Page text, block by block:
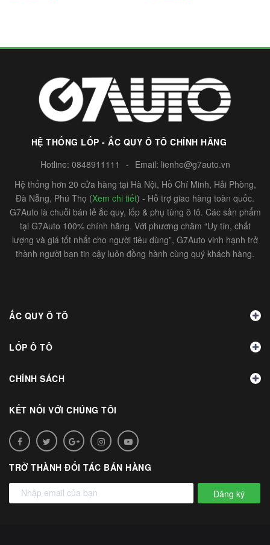
HỆ THỐNG LỐP - ẮC QUY Ô TÔ CHÍNH HÃNG
Hotline: 0848911111 - Email: lienhe@g7auto.vn
Hệ thống hơn 20 cửa hàng tại Hà Nội, Hồ Chí Minh, Hải Phòng,
Đà Nẵng, Phú Thọ (Xem chi tiết) - Hỗ trợ giao hàng toàn quốc.
G7Auto là chuỗi bán lẻ ắc quy, lốp & phụ tùng ô tô. Các sản phẩm
tại G7Auto 100% chính hãng. Với phương châm “Uy tín, chất
lượng và giá tốt nhất cho người tiêu dùng”, G7Auto vinh hạnh trở
thành người bạn tin cậy luôn đồng hành cùng quý khách hàng.
ẮC QUY Ô TÔ
LỐP Ô TÔ
CHÍNH SÁCH
KẾT NỐI VỚI CHÚNG TÔI
TRỞ THÀNH ĐỐI TÁC BÁN HÀNG
Đăng ký